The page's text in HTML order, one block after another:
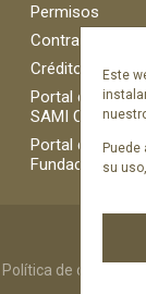
Este
Puede
su
Permisos
Contratación
Créditos
Portal del
SAMI Catedral
Portal del
Fundación
Política de cookies